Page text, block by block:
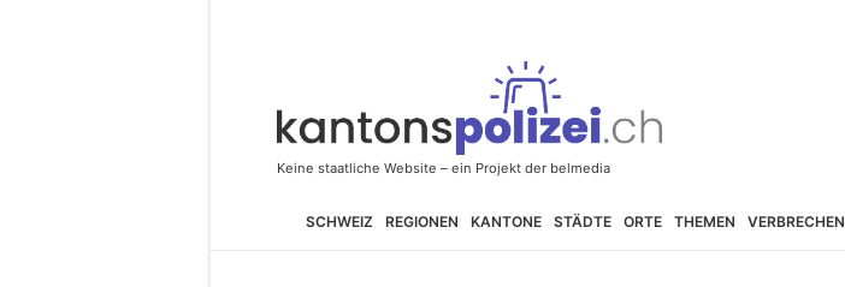
SCHWEIZ REGIONEN KANTONE STÄDTE ORTE THEMEN VERBRECHEN